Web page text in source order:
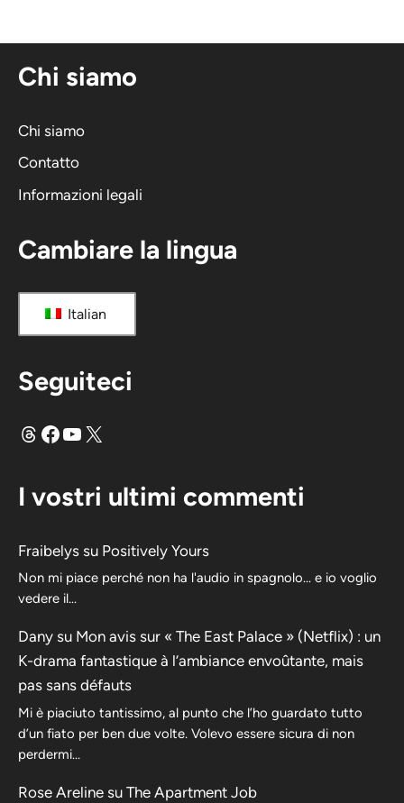
a
i
a
:
Chi siamo
Chi siamo
Contatto
Informazioni legali
Cambiare la lingua
Italian
Seguiteci
FiliFacebook
YouTube
X
I vostri ultimi commenti
Fraibelys su Positively Yours
Non mi piace perché non ha l'audio in spagnolo... e io voglio
vedere il...
Dany su Mon avis sur « The East Palace » (Netflix) : un
K-drama fantastique à l’ambiance envoûtante, mais
pas sans défauts
Mi è piaciuto tantissimo, al punto che l’ho guardato tutto
d’un fiato per ben due volte. Volevo essere sicura di non
perdermi…
Rose Areline su The Apartment Job